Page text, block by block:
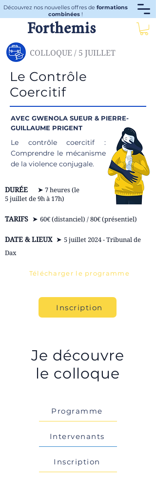
Découvrez nos nouvelles offres de formations
combinées!
Forthemis
COLLOQUE / 5 JUILLET
Le Contrôle
Coercitif
AVEC GWENOLA SUEUR & PIERRE-
GUILLAUME PRIGENT
Le contrôle coercitif :
Comprendre le mécanisme
de la violence conjugale.
DURÉE ➤ 7heures (le
5 juillet de 9h à 17h)
TARIFS ➤ 60€ (distanciel) / 80€ (présentiel)
DATE & LIEUX ➤ 5 juillet 2024 - Tribunal de
Dax
Télécharger le programme
Inscription
Je découvre
le colloque
Programme
Intervenants
Inscription